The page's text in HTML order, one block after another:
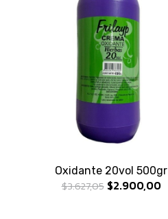
Oxidante 20vol 500gr
$3.627,05$2.900,00